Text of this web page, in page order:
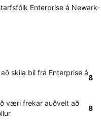
Enterprise á Newark-
skila bíl frá Enterprise á
8
væri frekar auðvelt að
8